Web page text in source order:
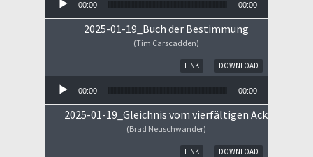
00:00 00:00
2025-01-19_Buch der Bestimmung
(Tim Carscadden)
DOWNLOAD
LINK
00:00 00:00
2025-01-19_Gleichnis vom vierfältigen Ackerboden
(Brad Neuschwander)
DOWNLOAD
LINK